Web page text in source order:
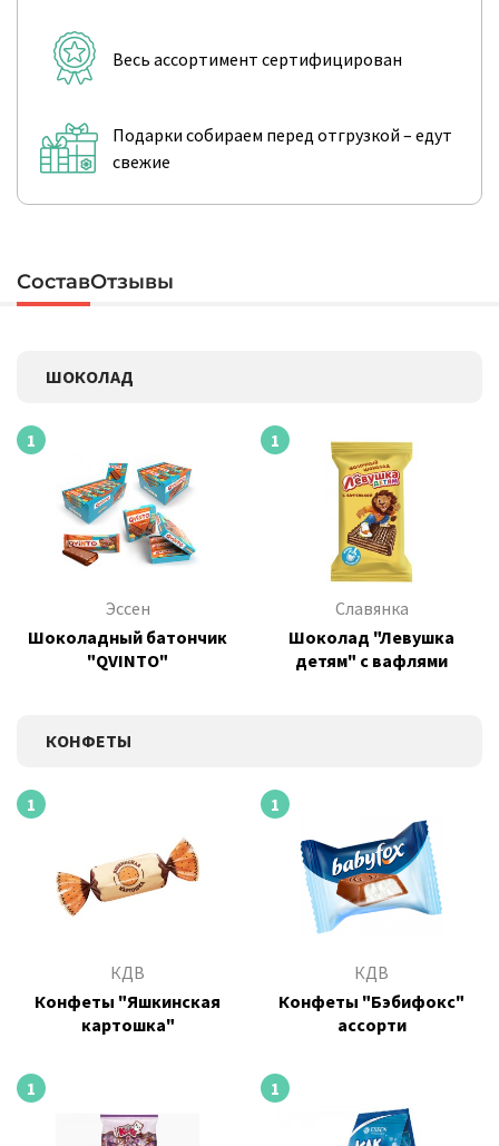
Весь ассортимент сертифицирован
Подарки собираем перед отгрузкой – едут
свежие
СоставОтзывы
ШОКОЛАД
1
Эссен
Шоколадный батончик
"QVINTO"
1
Славянка
Шоколад "Левушка
детям" с вафлями
КОНФЕТЫ
1
КДВ
Конфеты "Яшкинская
картошка"
1
КДВ
Конфеты "Бэбифокс"
ассорти
1 1